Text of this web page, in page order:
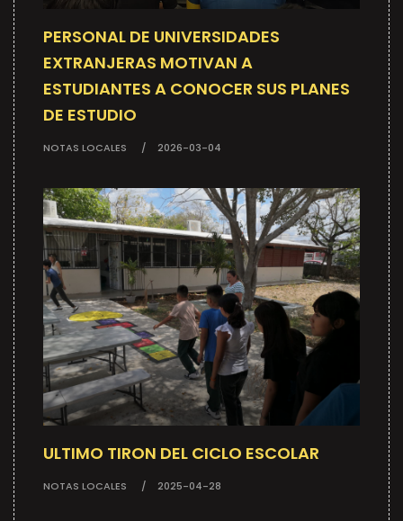
PERSONAL DE UNIVERSIDADES
EXTRANJERAS MOTIVAN A
ESTUDIANTES A CONOCER SUS PLANES
DE ESTUDIO
NOTAS LOCALES 2026-03-04
ULTIMO TIRON DEL CICLO ESCOLAR
NOTAS LOCALES 2025-04-28